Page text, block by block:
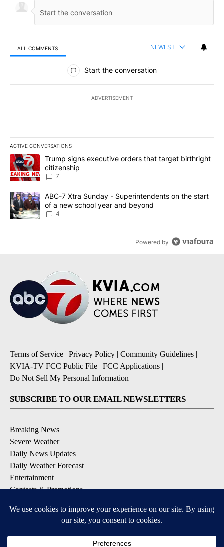
ALL COMMENTS NEWEST
All Comments
Start the conversation
ADVERTISEMENT
ACTIVE CONVERSATIONS
The following is a list of the most commented articles in the last
A trending article titled "Trump signs executive orders that
Trump signs executive orders that target birthright
citizenship
7
A trending article titled "ABC-7 Xtra Sunday - Superintendents
ABC-7 Xtra Sunday - Superintendents on the start
of a new school year and beyond
4
Powered by
Terms of Service | Privacy Policy | Community Guidelines |
KVIA-TV FCC Public File | FCC Applications |
Do Not Sell My Personal Information
SUBSCRIBE TO OUR EMAIL NEWSLETTERS
Breaking News
Severe Weather
Daily News Updates
Daily Weather Forecast
Entertainment
Contests & Promotions
DOWNLOAD OUR APPS
Available for iOS and Android